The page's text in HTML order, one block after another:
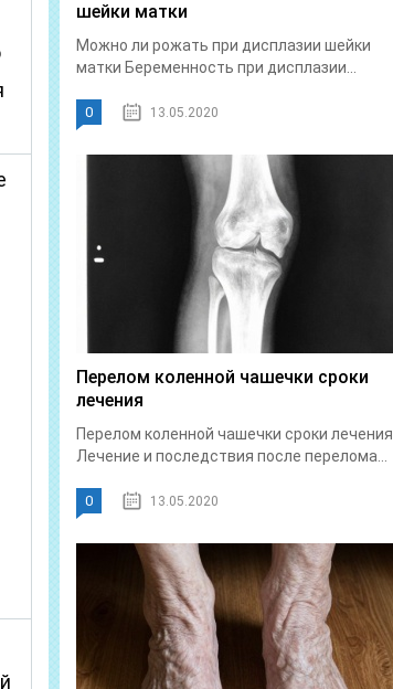
шейки матки
Можно ли рожать при дисплазии шейки
матки Беременность при дисплазии...
0 13.05.2020
Перелом коленной чашечки сроки
лечения
Перелом коленной чашечки сроки лечения
Лечение и последствия после перелома...
0 13.05.2020